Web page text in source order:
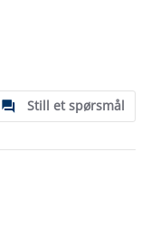
Still et spørsmål